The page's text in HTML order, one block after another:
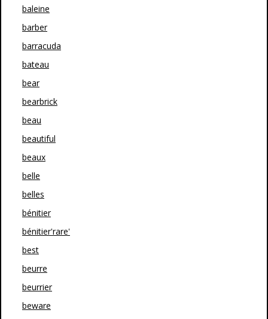
baleine
barber
barracuda
bateau
bear
bearbrick
beau
beautiful
beaux
belle
belles
bénitier
bénitier'rare'
best
beurre
beurrier
beware